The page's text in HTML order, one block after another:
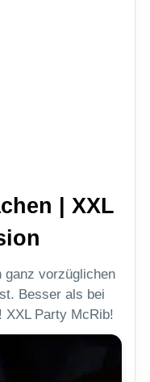
| XXL
ganz vorzüglichen
Besser als bei
XXL Party McRib!